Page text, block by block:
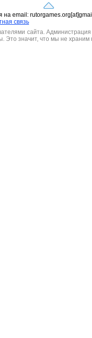
email:
связь
сайта. Администрация
Это значит, что мы не